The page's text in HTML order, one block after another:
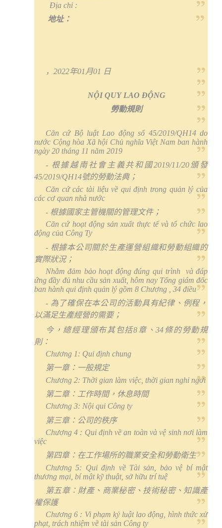
Địa chỉ :
地址：
， 2022年01 月01 日
NỘI QUYLAO ĐỘNG
勞動規則
Căn cứ Bộ luật Lao động số 45/2019/QH14do
nước Cộng hòa Xã hội Chủ nghĩa Việt Nam ban hành
ngày 20 tháng 11 năm 2019
- 根據越南社會主義共和國2019/11/20頒發
45/2019/QH14號的勞動法典；
Căn cứ các tài liệu về qui định trong quản lý của
các cơ quan nhà nước
- 根據國家主管機關的管理文件；
Căn cứ hoạt động sản xuất thực tế và tổ chức lao
động của Công Ty
- 根據本公司關於生產運營組織和勞動組織的
實際狀況；
Nhằm đảm bảo hoạt động đúng qui trình
và đáp
ứng đầy đủ nhu cầu sản xuất, hôm nay Tổng giám đốc
ban hành qui định quản lý gồm 8 Chương , 34 điều
- 為了確保在本公司的活動具有紀律、例程，
以滿足生產經營的需要；
今，總經理頒布其包括8章、34 條的勞動規
則：
Chương 1: Qui định chung
第一章：一般規定
Chương 2: Thời gian làm việc, thời gian nghỉ ngơi
第二章：工作時間，休息時間
Chương 3: Nội qui Công ty
第三章：公司的秩序
Chương 4 : Qui định về an toàn và vệ sinh nơi làm
việc
第四章：在工作場所的職業安全和勞動衛生
Chương 5: Qui định về Tài sản, bảo vệ bí mật
thương mại, bí mật kỹ thuật, sở hữu trí tuệ
第五章：財產、商業秘密、技術秘密、知識產
權保護
Chương 6 : Vi phạm kỷ luật lao động, hình thức xử
phạt, trách nhiệm về tài sản Công ty